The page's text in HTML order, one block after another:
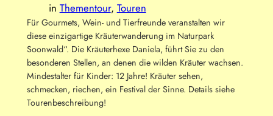
in Thementour, Touren
Für Gourmets, Wein- und Tierfreunde veranstalten wir
diese einzigartige Kräuterwanderung im Naturpark
Soonwald“. Die Kräuterhexe Daniela, führt Sie zu den
besonderen Stellen, an denen die wilden Kräuter wachsen.
Mindestalter für Kinder: 12 Jahre! Kräuter sehen,
schmecken, riechen, ein Festival der Sinne. Details siehe
Tourenbeschreibung!